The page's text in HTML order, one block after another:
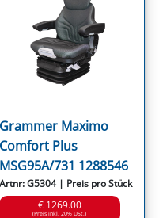
Grammer Maximo
Comfort Plus
MSG95A/731 1288546
Artnr: G5304 | Preis pro Stück
€ 1269.00
(Preis inkl. 20% USt.)